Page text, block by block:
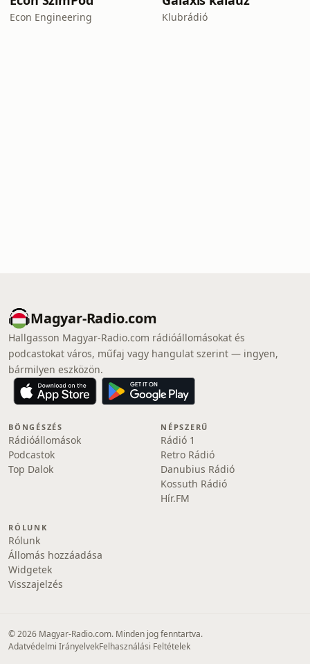
Econ Engineering Klubrádió
Magyar-Radio.com
Hallgasson Magyar-Radio.com rádióállomásokat és
podcastokat város, műfaj vagy hangulat szerint — ingyen,
bármilyen eszközön.
BÖNGÉSZÉS
Rádióállomások
Podcastok
Top Dalok
NÉPSZERŰ
Rádió 1
Retro Rádió
Danubius Rádió
Kossuth Rádió
Hír.FM
RÓLUNK
Rólunk
Állomás hozzáadása
Widgetek
Visszajelzés
© 2026 Magyar-Radio.com. Minden jog fenntartva.
Adatvédelmi IrányelvekFelhasználási Feltételek